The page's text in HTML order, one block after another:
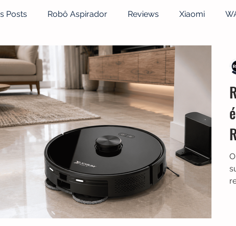
Posts Robô Aspirador Reviews Xiaomi
DOLPHIN Multilaser Guias
Samsung Midea Karcher
Kabum ROPVACNIC Philco Neatsvor